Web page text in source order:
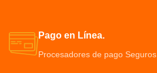
Pago en Línea.
Procesadores de pago Seguros.